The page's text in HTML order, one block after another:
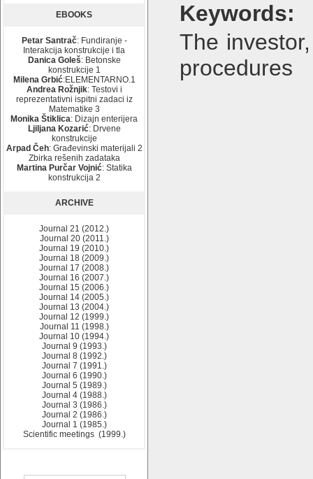
EBOOKS
Petar Santrač: Fundiranje -
Interakcija konstrukcije i tla
Danica Goleš: Betonske
konstrukcije 1
Milena Grbić:ELEMENTARNO.1
Andrea Rožnjik: Testovi i
reprezentativni ispitni zadaci iz
Matematike 3
Monika Štiklica: Dizajn enterijera
Ljiljana Kozarić: Drvene
konstrukcije
Arpad Čeh: Građevinski materijali 2
Zbirka rešenih zadataka
Martina Purčar Vojnić: Statika
konstrukcija 2
ARCHIVE
Journal 21 (2012.)
Journal 20 (2011.)
Journal 19 (2010.)
Journal 18 (2009.)
Journal 17 (2008.)
Journal 16 (2007.)
Journal 15 (2006.)
Journal 14 (2005.)
Journal 13 (2004.)
Journal 12 (1999.)
Journal 11 (1998.)
Journal 10 (1994.)
Journal 9 (1993.)
Journal 8 (1992.)
Journal 7 (1991.)
Journal 6 (1990.)
Journal 5 (1989.)
Journal 4 (1988.)
Journal 3 (1986.)
Journal 2 (1986.)
Journal 1 (1985.)
Scientific meetings (1999.)
Keywords:
The
procedures